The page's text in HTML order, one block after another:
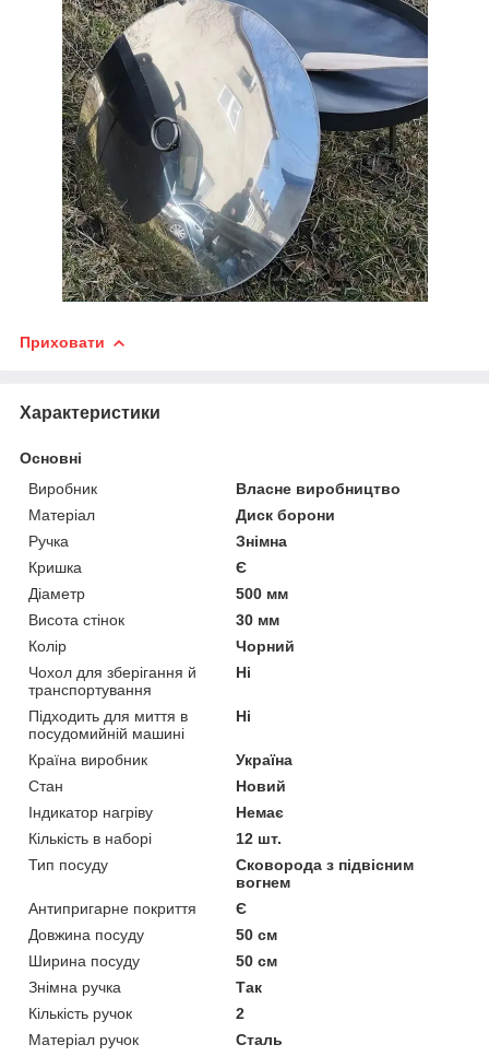
Приховати
Характеристики
Основні
Виробник
Власне виробництво
Матеріал
Диск борони
Ручка
Знімна
Кришка
Є
Діаметр
500 мм
Висота стінок
30 мм
Колір
Чорний
Чохол для зберігання й
транспортування
Ні
Підходить для миття в
посудомийній машині
Ні
Країна виробник
Україна
Стан
Новий
Індикатор нагріву
Немає
Кількість в наборі
12 шт.
Тип посуду
Сковорода з підвісним
вогнем
Антипригарне покриття
Є
Довжина посуду
50 см
Ширина посуду
50 см
Знімна ручка
Так
Кількість ручок
2
Матеріал ручок
Сталь